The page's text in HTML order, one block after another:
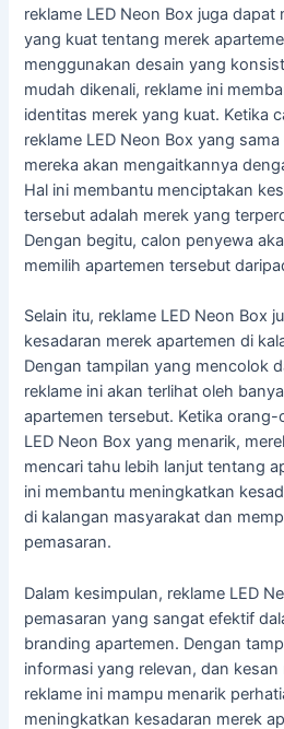
reklame LED Neon Box juga
yang kuat tentang merek
menggunakan desain yang
mudah dikenali, reklame ini
identitas merek yang kuat. Ketika
reklame LED Neon Box yang
mereka akan mengaitkannya
Hal ini membantu menciptakan
tersebut adalah merek yang
Dengan begitu, calon penyewa
memilih apartemen tersebut
Selain itu, reklame LED Neon Box
kesadaran merek apartemen di
Dengan tampilan yang mencolok
reklame ini akan terlihat oleh
apartemen tersebut. Ketika
LED Neon Box yang menarik,
mencari tahu lebih lanjut tentang
ini membantu meningkatkan
di kalangan masyarakat dan
pemasaran.
Dalam kesimpulan, reklame LED
pemasaran yang sangat efektif
branding apartemen. Dengan
informasi yang relevan, dan kesan
reklame ini mampu menarik
meningkatkan kesadaran merek